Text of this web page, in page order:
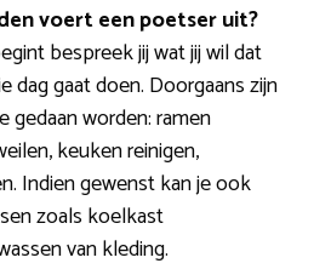
voert een poetser uit?
bespreek jij wat jij wil dat
dag gaat doen. Doorgaans zijn
gedaan worden: ramen
keuken reinigen,
Indien gewenst kan je ook
zoals koelkast
van kleding.